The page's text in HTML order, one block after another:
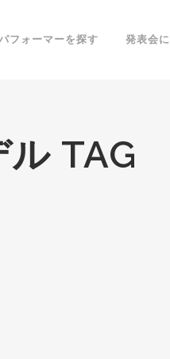
フォーマーを探す 発表会
TAG